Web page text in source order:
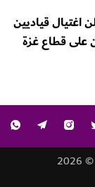
اغتيال قياديين
على قطاع غزة